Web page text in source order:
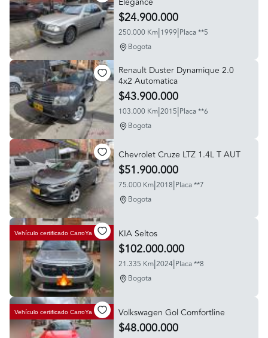
$24.900.000
250.000 Km|1999|Placa **5
Bogota
Renault Duster Dynamique 2.0
4x2 Automatica
$43.900.000
103.000 Km|2015|Placa **6
Bogota
Chevrolet Cruze LTZ 1.4L T AUT
$51.900.000
75.000 Km|2018|Placa **7
Bogota
Vehículo certificado CarroYa KIA Seltos
$102.000.000
21.335 Km|2024|Placa **8
Bogota
Vehículo certificado CarroYa Volkswagen Gol Comfortline
$48.000.000